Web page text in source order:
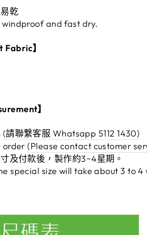
乾
and fast dry.
Fabric】
】
(請聯繫客服 Whatsapp 5112 1430)
order (Please contact customer
及付款後，製作約3~4星期。
special size will take about 3 to